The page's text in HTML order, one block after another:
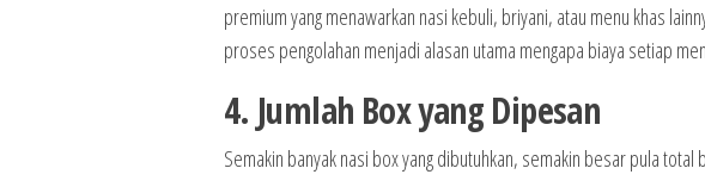
premium yang menawarkan nasi kebuli, briyani, atau menu khas
proses pengolahan menjadi alasan utama mengapa biaya setiap
4. Jumlah Box yang Dipesan
Semakin banyak nasi box yang dibutuhkan, semakin besar pula total